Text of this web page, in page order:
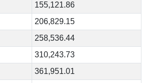
155,121.86
206,829.15
258,536.44
310,243.73
361,951.01